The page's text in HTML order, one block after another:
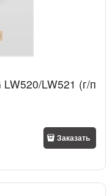
LW521 (г/п
Заказать